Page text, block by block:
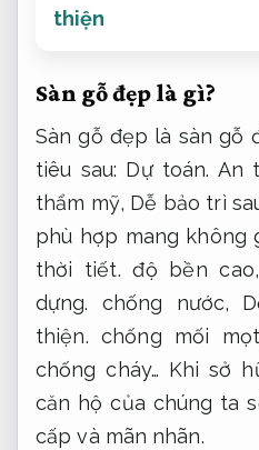
thiện
Sàn gỗ đẹp là gì?
Sàn gỗ đẹp là sàn gỗ
tiêu sau: Dự toán. An
thẩm mỹ, Dễ bảo trì
phù hợp mang không
thời tiết. độ bền cao,
dựng. chống nước,
thiện. chống mối
chống cháy… Khi sở
căn hộ của chúng ta
cấp và mãn nhãn.